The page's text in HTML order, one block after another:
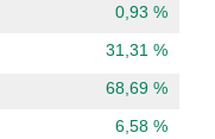
0,93 %
31,31 %
68,69 %
6,58 %